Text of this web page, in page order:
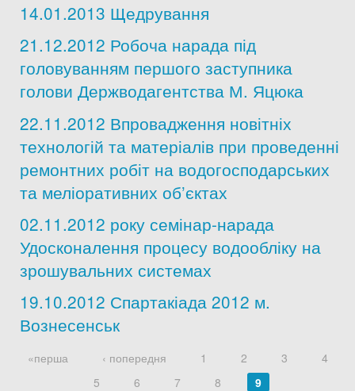
14.01.2013 Щедрування
21.12.2012 Робоча нарада під
головуванням першого заступника
голови Держводагентства М. Яцюка
22.11.2012 Впровадження новітніх
технологій та матеріалів при проведенні
ремонтних робіт на водогосподарських
та меліоративних об’єктах
02.11.2012 року семінар-нарада
Удосконалення процесу водообліку на
зрошувальних системах
19.10.2012 Спартакіада 2012 м.
Вознесенськ
Сторінки
«перша ‹ попередня 1 2 3
4
5
6 7 8 9